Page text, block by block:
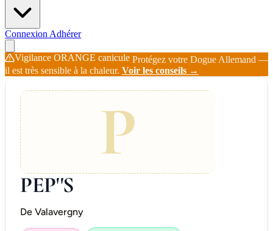
Connexion Adhérer
Vigilance ORANGE canicule Protégez votre Dogue Allemand —
il est très sensible à la chaleur. Voir les conseils →
P
PEP''S
De Valavergny